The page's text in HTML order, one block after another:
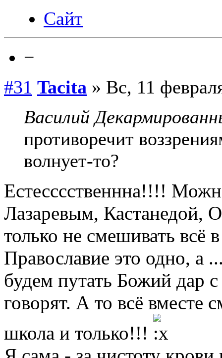
Сайт
−
#31 Tacita » Вс, 11
Василий
противоречит
волнует-то?
Естесссственнна!!!!
Лазаревым, Кастанедой,
только не смешивать всё
Православие это одно, а
будем путать Божий дар
говорят. А то всё
школа и только!!!